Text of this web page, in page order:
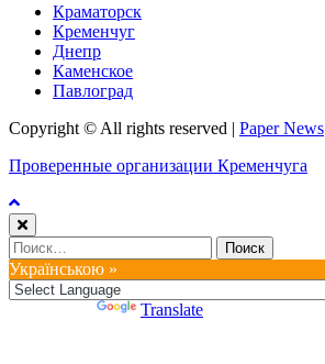
Краматорск
Кременчуг
Днепр
Каменское
Павлоград
Copyright © All rights reserved | Paper News
Проверенные организации Кременчуга
Найти:
Українською »
Translate